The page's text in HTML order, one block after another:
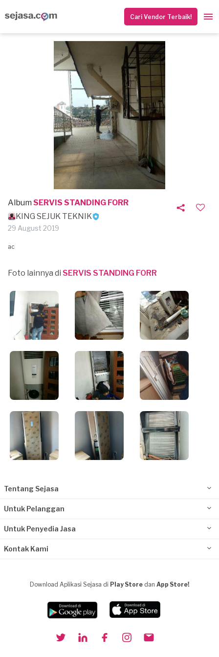
Cari Vendor Terbaik!
Album SERVIS STANDING FORR
KING SEJUK TEKNIK
29 August 2019
ac
Foto lainnya di SERVIS STANDING FORR
Tentang Sejasa
Untuk Pelanggan
Untuk Penyedia Jasa
Kontak Kami
Download Aplikasi Sejasa di Play Store dan App Store!